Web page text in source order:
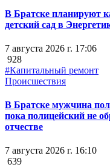
В Братске планируют
детский сад в
7 августа 2026 г. 17:06
928
#Капитальный ремонт
Происшествия
В Братске мужчина
пока полицейский не
отчестве
7 августа 2026 г. 16:10
639